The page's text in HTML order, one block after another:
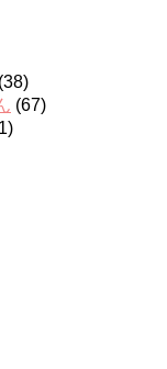
(38)
(67)